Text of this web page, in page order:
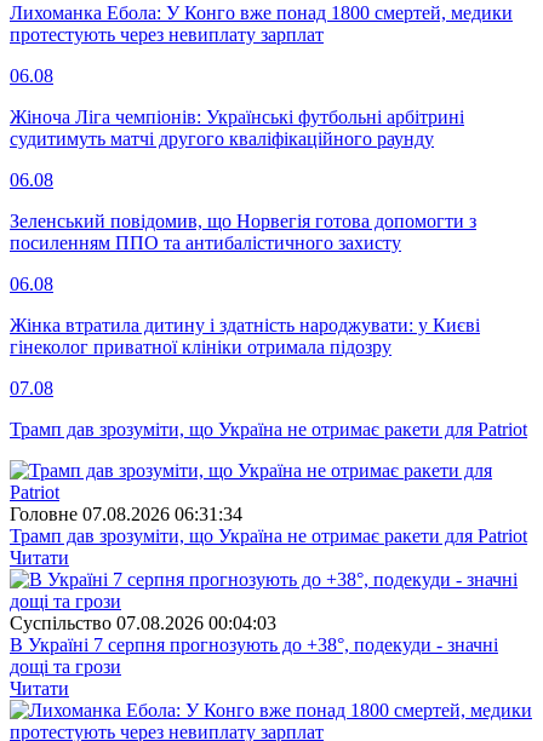
Лихоманка Ебола: У Конго вже понад 1800 смертей, медики
протестують через невиплату зарплат
06.08
Жіноча Ліга чемпіонів: Українські футбольні арбітрині
судитимуть матчі другого кваліфікаційного раунду
06.08
Зеленський повідомив, що Норвегія готова допомогти з
посиленням ППО та антибалістичного захисту
06.08
Жінка втратила дитину і здатність народжувати: у Києві
гінеколог приватної клініки отримала підозру
07.08
Трамп дав зрозуміти, що Україна не отримає ракети для Patriot
Головне 07.08.2026 06:31:34
Трамп дав зрозуміти, що Україна не отримає ракети для Patriot
Читати
Суспiльство 07.08.2026 00:04:03
В Україні 7 серпня прогнозують до +38°, подекуди - значні
дощі та грози
Читати